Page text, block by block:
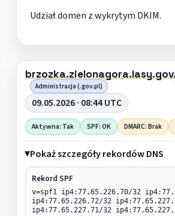
Udział domen z wykrytym DKIM.
Administracja (.gov.pl)
09.05.2026 · 08:44 UTC
Aktywna: Tak SPF: OK DMARC: Brak
Pokaż szczegóły rekordów DNS
Rekord SPF
v=spf1 ip4:77.65.226.70/32
ip4:77.65.226.72/32
ip4:77.65.227.71/32